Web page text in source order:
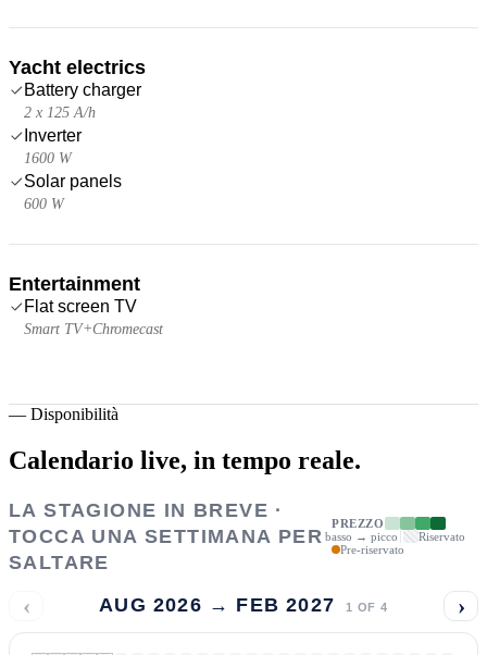
Yacht electrics
Battery charger
2 x 125 A/h
Inverter
1600 W
Solar panels
600 W
Entertainment
Flat screen TV
Smart TV+Chromecast
— Disponibilità
Calendario live, in tempo reale.
LA STAGIONE IN BREVE ·
TOCCA UNA SETTIMANA PER
SALTARE
PREZZO
basso → picco
Riservato
Pre-riservato
‹ AUG 2026 → FEB 2027 1 OF 4 ›